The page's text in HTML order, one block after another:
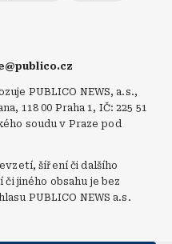
PUBLICO NEWS, a.s.,
118 00 Praha 1, IČ: 225 51
soudu v Praze pod
šíření či dalšího
jiného obsahu je bez
PUBLICO NEWS a.s.